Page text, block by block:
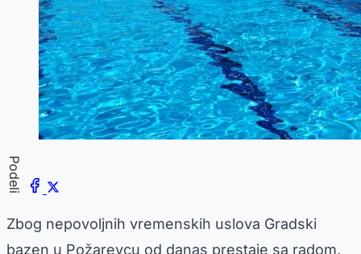
Podeli
Zbog nepovoljnih vremenskih uslova Gradski
bazen u Požarevcu od danas prestaje sa radom,